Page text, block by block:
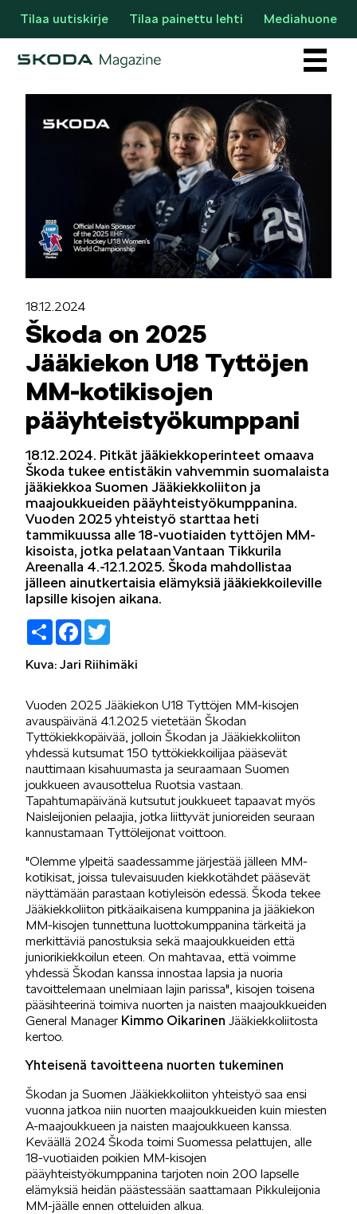
Tilaa uutiskirje Tilaa painettu lehti Mediahuone
AJANKOHTAISTA & UUTTA
LIFESTYLE
ŠKODA SPONSOROI
SÄHKÖAUTOILU
KOEAJOSSA
KAASUAUTOT
KUVASSA
18.12.2024
Škoda on 2025
Jääkiekon U18 Tyttöjen
MM-kotikisojen
pääyhteistyökumppani
18.12.2024. Pitkät jääkiekkoperinteet omaava
Škoda tukee entistäkin vahvemmin suomalaista
jääkiekkoa Suomen Jääkiekkoliiton ja
maajoukkueiden pääyhteistyökumppanina.
Vuoden 2025 yhteistyö starttaa heti
tammikuussa alle 18-vuotiaiden tyttöjen MM-
kisoista, jotka pelataan Vantaan Tikkurila
Areenalla 4.-12.1.2025. Škoda mahdollistaa
jälleen ainutkertaisia elämyksiä jääkiekkoileville
lapsille kisojen aikana.
Share Facebook
Kuva: Jari Riihimäki
Vuoden 2025 Jääkiekon U18 Tyttöjen MM-kisojen
avauspäivänä 4.1.2025 vietetään Škodan
Tyttökiekkopäivää, jolloin Škodan ja Jääkiekkoliiton
yhdessä kutsumat 150 tyttökiekkoilijaa pääsevät
nauttimaan kisahuumasta ja seuraamaan Suomen
joukkueen avausottelua Ruotsia vastaan.
Tapahtumapäivänä kutsutut joukkueet tapaavat myös
Naisleijonien pelaajia, jotka liittyvät junioreiden seuraan
kannustamaan Tyttöleijonat voittoon.
"Olemme ylpeitä saadessamme järjestää jälleen MM-
kotikisat, joissa tulevaisuuden kiekkotähdet pääsevät
näyttämään parastaan kotiyleisön edessä. Škoda tekee
Jääkiekkoliiton pitkäaikaisena kumppanina ja jääkiekon
MM-kisojen tunnettuna luottokumppanina tärkeitä ja
merkittäviä panostuksia sekä maajoukkueiden että
juniorikiekkoilun eteen. On mahtavaa, että voimme
yhdessä Škodan kanssa innostaa lapsia ja nuoria
tavoittelemaan unelmiaan lajin parissa", kisojen toisena
pääsihteerinä toimiva nuorten ja naisten maajoukkueiden
General Manager Kimmo Oikarinen Jääkiekkoliitosta
kertoo.
Yhteisenä tavoitteena nuorten tukeminen
Škodan ja Suomen Jääkiekkoliiton yhteistyö saa ensi
vuonna jatkoa niin nuorten maajoukkueiden kuin miesten
A-maajoukkueen ja naisten maajoukkueen kanssa.
Keväällä 2024 Škoda toimi Suomessa pelattujen, alle
18-vuotiaiden poikien MM-kisojen
pääyhteistyökumppanina tarjoten noin 200 lapselle
elämyksiä heidän päästessään saattamaan Pikkuleijonia
MM-jäälle ennen otteluiden alkua.